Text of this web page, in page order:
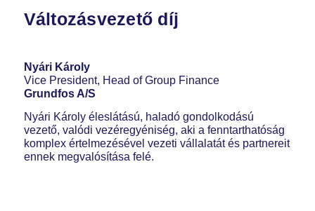
Változásvezető díj
Nyári Károly
Vice President, Head of Group Finance
Grundfos A/S
Nyári Károly éleslátású, haladó gondolkodású
vezető, valódi vezéregyéniség, aki a fenntarthatóság
komplex értelmezésével vezeti vállalatát és partnereit
ennek megvalósítása felé.